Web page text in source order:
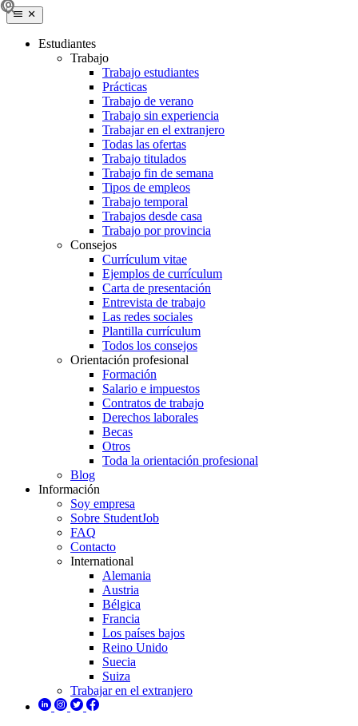
Estudiantes
Trabajo
Trabajo estudiantes
Prácticas
Trabajo de verano
Trabajo sin experiencia
Trabajar en el extranjero
Todas las ofertas
Trabajo titulados
Trabajo fin de semana
Tipos de empleos
Trabajo temporal
Trabajos desde casa
Trabajo por provincia
Consejos
Currículum vitae
Ejemplos de currículum
Carta de presentación
Entrevista de trabajo
Las redes sociales
Plantilla currículum
Todos los consejos
Orientación profesional
Formación
Salario e impuestos
Contratos de trabajo
Derechos laborales
Becas
Otros
Toda la orientación profesional
Blog
Información
Soy empresa
Sobre StudentJob
FAQ
Contacto
International
Alemania
Austria
Bélgica
Francia
Los países bajos
Reino Unido
Suecia
Suiza
Trabajar en el extranjero